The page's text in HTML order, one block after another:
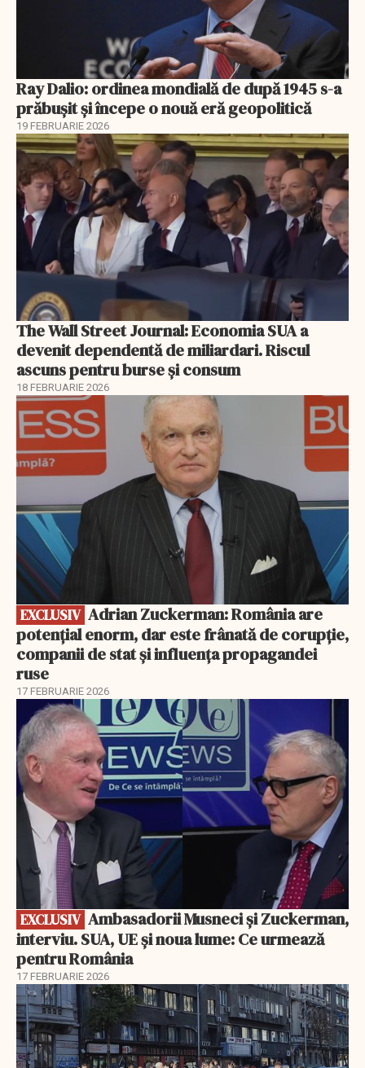
Ray Dalio: ordinea mondială de după 1945 s-a
prăbușit și începe o nouă eră geopolitică
19 FEBRUARIE 2026
The Wall Street Journal: Economia SUA a
devenit dependentă de miliardari. Riscul
ascuns pentru burse și consum
18 FEBRUARIE 2026
EXCLUSIV
EXCLUSIV
potențial enorm, dar este frânată de corupție,
companii de stat și influența propagandei
ruse
17 FEBRUARIE 2026
EXCLUSIV
EXCLUSIV
interviu. SUA, UE și noua lume: Ce urmează
pentru România
17 FEBRUARIE 2026